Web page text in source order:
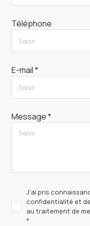
Téléphone
E-mail *
Message *
J'ai pris
confidentialité et
au traitement de
*